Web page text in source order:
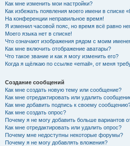
Как мне изменить мои настройки?
Как избежать появления моего имени в списке
На конференции неправильное время!
Я изменил часовой пояс, но время всё равно
Моего языка нет в списке!
Что означают изображения рядом с моим
Как мне включить отображение аватары?
Что такое звание и как я могу изменить его?
Когда я щёлкаю по ссылке «email», от меня
Создание сообщений
Как мне создать новую тему или сообщение?
Как мне отредактировать или удалить
Как мне добавить подпись к своему
Как мне создать опрос?
Почему я не могу добавить больше вариантов
Как мне отредактировать или удалить опрос?
Почему мне недоступны некоторые форумы?
Почему я не могу добавлять вложения?